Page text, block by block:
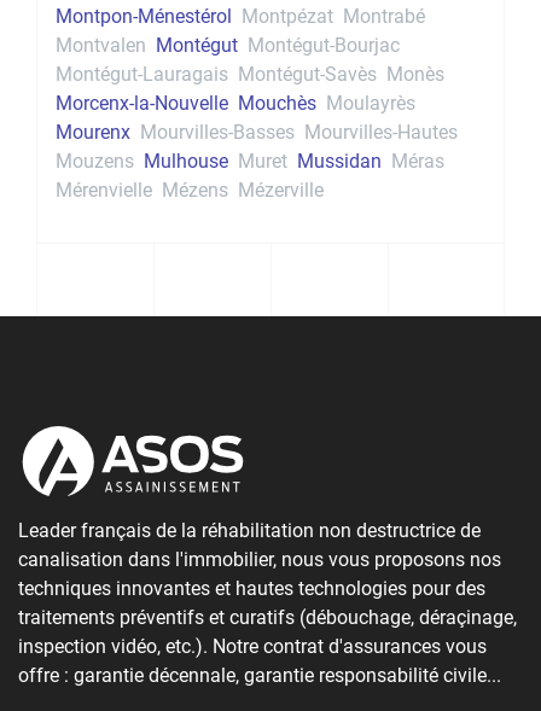
Montpon-Ménestérol Montpézat Montrabé
Montvalen Montégut Montégut-Bourjac
Montégut-Lauragais Montégut-Savès Monès
Morcenx-la-Nouvelle Mouchès Moulayrès
Mourenx Mourvilles-Basses Mourvilles-Hautes
Mouzens Mulhouse Muret Mussidan Méras
Mérenvielle Mézens Mézerville
Leader français de la réhabilitation non destructrice de
canalisation dans l'immobilier, nous vous proposons nos
techniques innovantes et hautes technologies pour des
traitements préventifs et curatifs (débouchage, déraçinage,
inspection vidéo, etc.). Notre contrat d'assurances vous
offre : garantie décennale, garantie responsabilité civile...